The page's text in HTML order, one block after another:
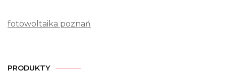
fotowoltaika poznań
PRODUKTY